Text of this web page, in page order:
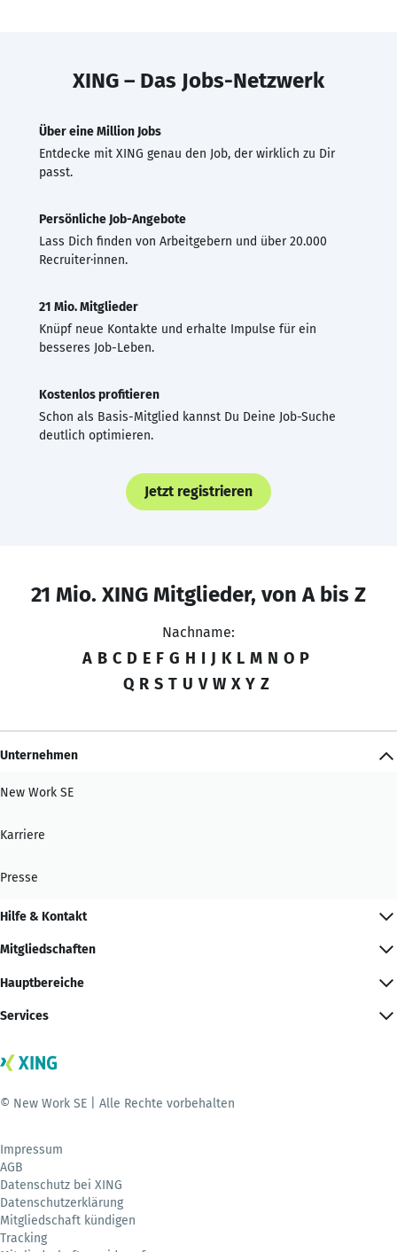
XING – Das Jobs-Netzwerk
Über eine Million Jobs
Entdecke mit XING genau den Job, der wirklich zu Dir
passt.
Persönliche Job-Angebote
Lass Dich finden von Arbeitgebern und über 20.000
Recruiter·innen.
21 Mio. Mitglieder
Knüpf neue Kontakte und erhalte Impulse für ein
besseres Job-Leben.
Kostenlos profitieren
Schon als Basis-Mitglied kannst Du Deine Job-Suche
deutlich optimieren.
Jetzt registrieren
21 Mio. XING Mitglieder, von A bis Z
Nachname:
A B C D E F G H I J K L M N O P
Q R S T U V W X Y Z
Unternehmen
New Work SE
Karriere
Presse
Hilfe & Kontakt
Mitgliedschaften
Hauptbereiche
Services
© New Work SE | Alle Rechte vorbehalten
Impressum
AGB
Datenschutz bei XING
Datenschutzerklärung
Mitgliedschaft kündigen
Tracking